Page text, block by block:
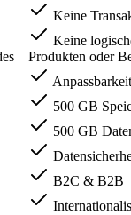
Keine
Keine
Produkten oder
500 GB
500 GB
B2C & B2B